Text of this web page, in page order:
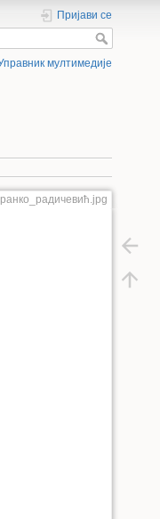
Пријави се
мултимедије